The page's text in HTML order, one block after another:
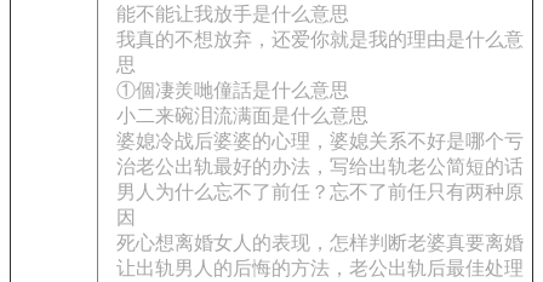
能不能让我放手是什么意思
我真的不想放弃，还爱你就是我的理由是什么意
思
①個凄羙哋僮話是什么意思
小二来碗泪流满面是什么意思
婆媳冷战后婆婆的心理，婆媳关系不好是哪个亏
治老公出轨最好的办法，写给出轨老公简短的话
男人为什么忘不了前任？忘不了前任只有两种原
因
死心想离婚女人的表现，怎样判断老婆真要离婚
让出轨男人的后悔的方法，老公出轨后最佳处理